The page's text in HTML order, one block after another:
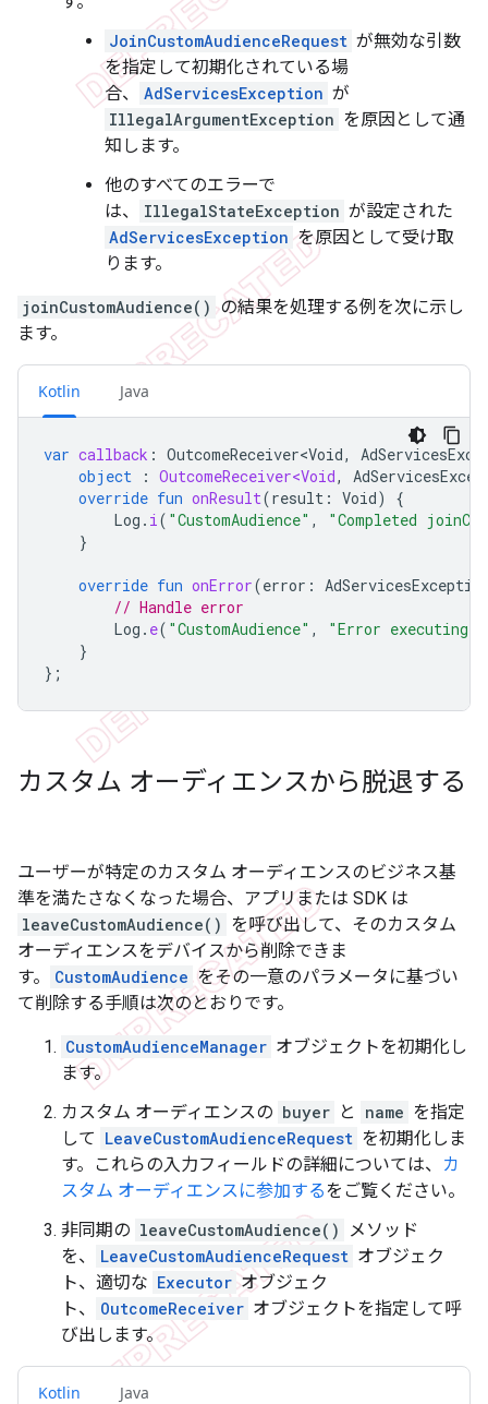
JoinCustomAudienceRequest が無効な引数
を指定して初期化されている場
合、
AdServicesException が
IllegalArgumentException を原因として通
知します。
他のすべてのエラーで
は、
IllegalStateException が設定された
AdServicesException を原因として受け取
ります。
joinCustomAudience() の結果を処理する例を次に示し
ます。
Kotlin Java
var callback : OutcomeReceiver<Void,
object
: OutcomeReceiver<Void,
override fun onResult(result : Void)
{
Log . i ( "CustomAudience" ,
"Completed
}
override fun onError(error :
// Handle error
Log . e( "CustomAudience" ,
"Error executing
}
};
カスタム オーディエンスから脱退する
ユーザーが特定のカスタム オーディエンスのビジネス基
準を満たさなくなった場合、アプリまたは SDK は
leaveCustomAudience() を呼び出して、そのカスタム
オーディエンスをデバイスから削除できま
す。
CustomAudience をその一意のパラメータに基づい
て削除する手順は次のとおりです。
CustomAudienceManager オブジェクトを初期化し
ます。
カスタム オーディエンスの buyer と name を指定
して LeaveCustomAudienceRequest を初期化しま
す。これらの入力フィールドの詳細については、
カ
スタム オーディエンスに参加するをご覧ください。
非同期の leaveCustomAudience()
メソッド
を、
LeaveCustomAudienceRequest オブジェク
ト、適切な Executor オブジェク
ト、
OutcomeReceiver オブジェクトを指定して呼
び出します。
Kotlin Java